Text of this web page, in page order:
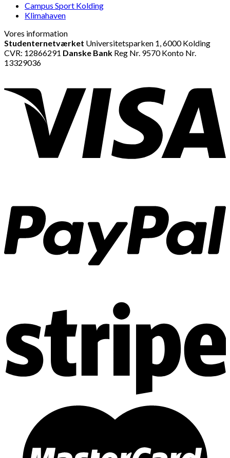
Campus Sport Kolding
Klimahaven
Vores information
Studenternetværket Universitetsparken 1, 6000 Kolding
CVR: 12866291 Danske Bank Reg Nr. 9570 Konto Nr.
13329036